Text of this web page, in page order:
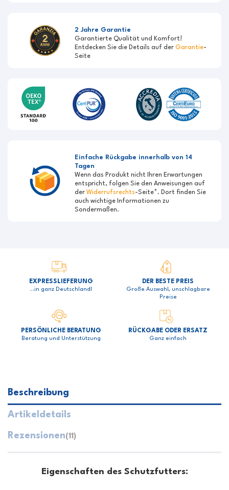
2 Jahre Garantie
Garantierte Qualität und Komfort!
Entdecken Sie die Details auf derGarantie-
Seite
Einfache Rückgabe innerhalb von 14
Tagen
Wenn das Produkt nicht Ihren Erwartungen
entspricht, folgen Sie den Anweisungen auf
derWiderrufsrechts-Seite*. Dort finden Sie
auch wichtige Informationen zu
Sondermaßen.
EXPRESSLIEFERUNG
…in ganz Deutschland!
DER BESTE PREIS
Große Auswahl, unschlagbare
Preise
PERSÖNLICHE BERATUNG
Beratung und Unterstützung
RÜCKGABE ODER ERSATZ
Ganz einfach
Beschreibung
Artikeldetails
Rezensionen(11)
Eigenschaften des Schutzfutters: